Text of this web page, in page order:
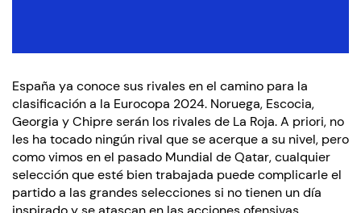
España ya conoce sus rivales en el camino para la
clasificación a la Eurocopa 2024. Noruega, Escocia,
Georgia y Chipre serán los rivales de La Roja. A priori, no
les ha tocado ningún rival que se acerque a su nivel, pero
como vimos en el pasado Mundial de Qatar, cualquier
selección que esté bien trabajada puede complicarle el
partido a las grandes selecciones si no tienen un día